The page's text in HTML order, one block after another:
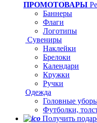
ПРОМОТОВАРЫ
Баннеры
Флаги
Логотипы
Сувениры
Наклейки
Брелоки
Календари
Кружки
Ручки
Одежда
Головные
Футболки,
Получить